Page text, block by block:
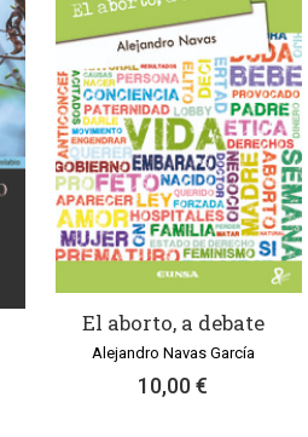
El aborto, a debate
Alejandro Navas García
10,00 €